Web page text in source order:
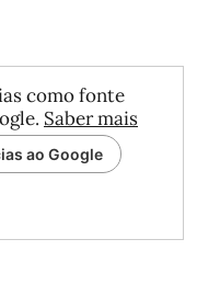
como fonte
Saber mais
ao Google